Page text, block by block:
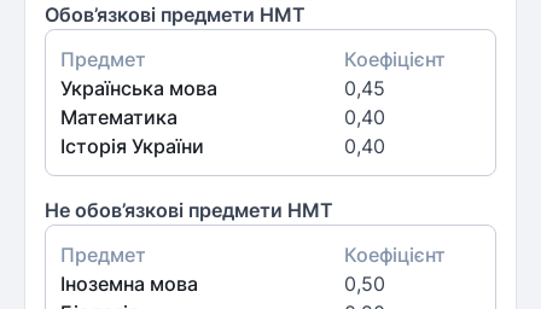
Обов’язкові предмети НМТ
Предмет
Коефіцієнт
Українська мова
0,45
Математика
0,40
Історія України
0,40
Не обов’язкові предмети НМТ
Предмет
Коефіцієнт
Іноземна мова
0,50